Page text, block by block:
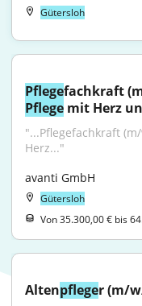
Gütersloh
Pflege
Pflege mit Herz
"...Pflegefachkraft
Herz..."
avanti GmbH
Gütersloh
Von 35.300,00 € bis
Altenpfleger (m/